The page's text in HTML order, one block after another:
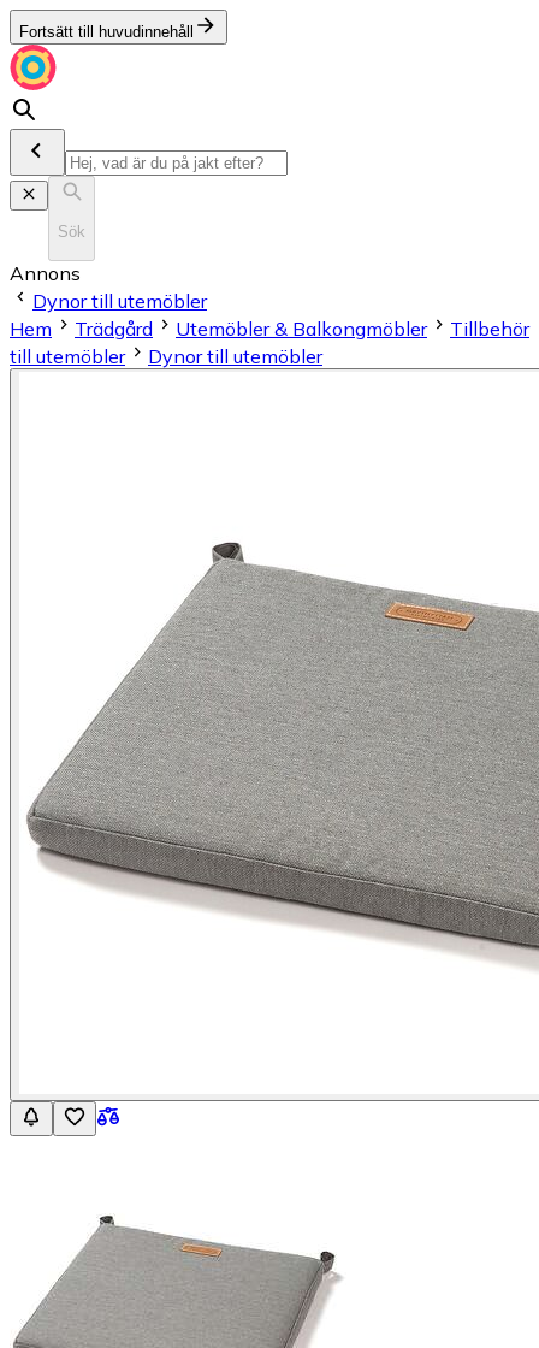
Fortsätt till huvudinnehåll
Sök
Annons
Dynor till utemöbler
Hem
Trädgård Utemöbler & Balkongmöbler
Tillbehör
till utemöbler
Dynor till utemöbler